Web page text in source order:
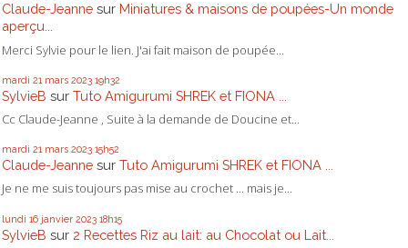
Claude-Jeanne sur Miniatures & maisons de poupées-Un monde
aperçu...
Merci Sylvie pour le lien. J'ai fait maison de poupée...
mardi 21 mars 2023 19h32
SylvieB sur Tuto Amigurumi SHREK et FIONA ...
Cc Claude-Jeanne , Suite à la demande de Doucine et...
mardi 21 mars 2023 15h52
Claude-Jeanne sur Tuto Amigurumi SHREK et FIONA ...
Je ne me suis toujours pas mise au crochet ... mais je...
lundi 16 janvier 2023 18h15
SylvieB sur 2 Recettes Riz au lait: au Chocolat ou Lait...